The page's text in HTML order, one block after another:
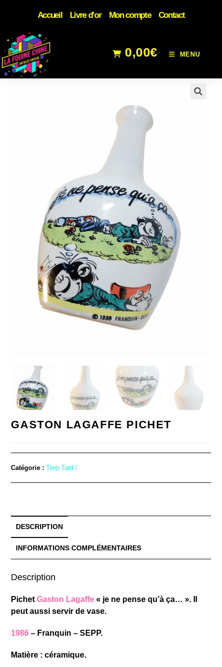
Accueil Livre d’or Mon compte Contact
0,00€ MENU
GASTON LAGAFFE PICHET
Catégorie :Trop Tard !
DESCRIPTION
INFORMATIONS COMPLÉMENTAIRES
Description
PichetGaston Lagaffe « je ne pense qu’à ça… ». Il
peut aussi servir de vase.
1986 – Franquin – SEPP.
Matière : céramique.